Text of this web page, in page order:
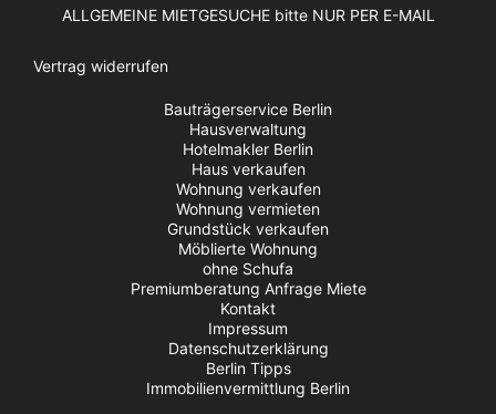
ALLGEMEINE MIETGESUCHE bitte NUR PER E-MAIL
Vertrag widerrufen
Bauträgerservice Berlin
Hausverwaltung
Hotelmakler Berlin
Haus verkaufen
Wohnung verkaufen
Wohnung vermieten
Grundstück verkaufen
Möblierte Wohnung
ohne Schufa
Premiumberatung Anfrage Miete
Kontakt
Impressum
Datenschutzerklärung
Berlin Tipps
Immobilienvermittlung Berlin